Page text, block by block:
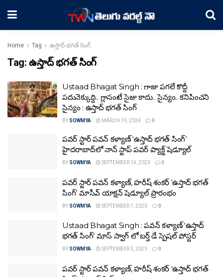
Home Tag ఉస్తాద్ భగత్ సింగ్
Tag: ఉస్తాద్ భగత్ సింగ్
Ustaad Bhagat Singh : గాజు ప‌గ‌లే కొద్దీ
ప‌దునెక్కుద్ది.. గ్లాసంటే సైజు కాదు.. సైన్యం.. కనిపించని
సైన్యం : ఉస్తాద్ భగత్ సింగ్
BY SOWMYA MARCH 19, 2024 0
పవర్ స్టార్ పవన్ కళ్యాణ్ ‘ఉస్తాద్ భగత్ సింగ్’
హైదరాబాద్‌లో నాన్ స్టాప్ పవర్ ప్యాక్డ్ షెడ్యూల్
BY SOWMYA SEPTEMBER 14, 2023 0
పవర్ స్టార్ పవన్ కళ్యాణ్, హరీష్ శంకర్ ‘ఉస్తాద్ భగత్
సింగ్’ మాసీవ్ యాక్షన్ షెడ్యూల్ ప్రారంభం
BY SOWMYA SEPTEMBER 7, 2023 0
Ustaad Bhagat Singh : పవన్ కళ్యాణ్ ‘ఉస్తాద్
భగత్ సింగ్’ మాస్ స్వాగ్ లో బర్త్ డే స్పెషల్ పోస్టర్
BY SOWMYA SEPTEMBER 3, 2023 0
పవర్ స్టార్ పవన్ కళ్యాణ్, హరీష్ శంకర్ ‘ఉస్తాద్ భగత్